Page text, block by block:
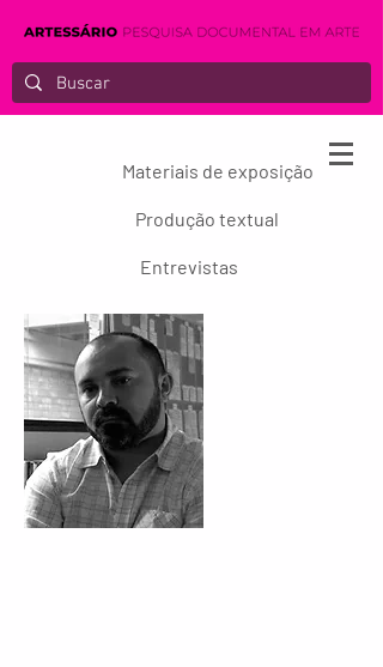
Materiais de exposição
Produção textual
Entrevistas